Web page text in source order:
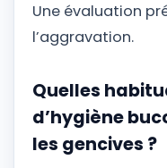
Une évaluation
l’aggravation.
Quelles
d’hygiène
les gencives ?